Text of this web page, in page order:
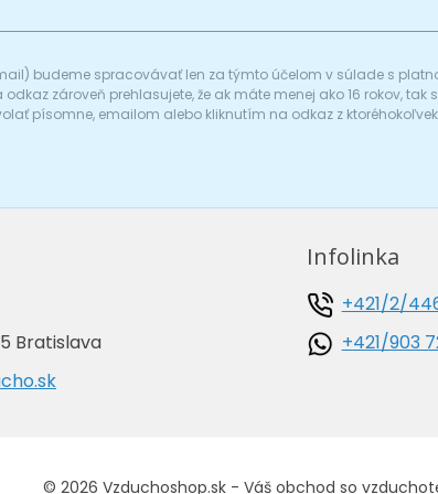
budeme spracovávať len za týmto účelom v súlade s
odkaz zároveň prehlasujete, že ak máte menej ako 16 rokov,
písomne, emailom alebo kliknutím na odkaz z
Bratislava
Infolinka
+421/2/
+421/903
© 2026 Vzduchoshop.sk - Váš obchod so